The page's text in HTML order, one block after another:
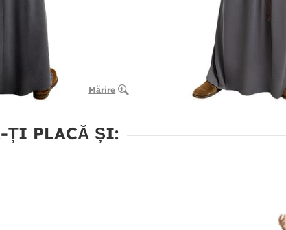
Mărire
ȚI PLACĂ ȘI: